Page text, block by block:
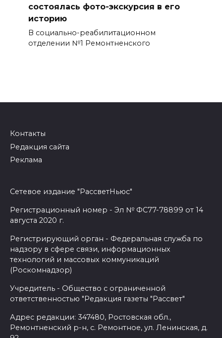
состоялась фото-экскурсия в его
историю
В социально-реабилитационном
отделении №1 Ремонтненского
Контакты
Редакция сайта
Реклама
Сетевое издание "РассветНьюс"
Регистрационный номер - Эл № ФС77-78899 от 14
августа 2020 г.
Регистрирующий орган - Федеральная служба по
надзору в сфере связи, информационных
технологий и массовых коммуникаций
(Роскомнадзор)
Учредитель - Общество с ограниченной
ответственностью "Редакция газеты "Рассвет"
Адрес редакции: 347480, Ростовская обл.,
Ремонтненский р-н, с. Ремонтное, ул. Ленинская, д.